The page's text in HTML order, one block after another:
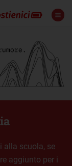
alla scuola, se
aggiunto per i